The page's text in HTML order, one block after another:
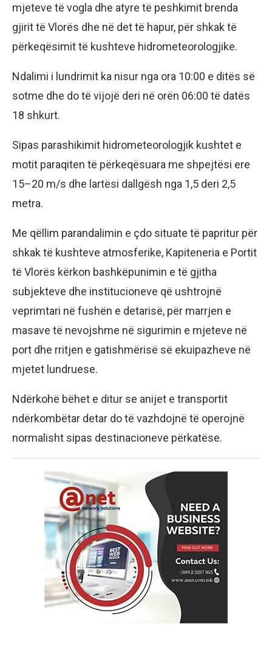
mjeteve të vogla dhe atyre të peshkimit brenda
gjirit të Vlorës dhe në det të hapur, për shkak të
përkeqësimit të kushteve hidrometeorologjike.
Ndalimi i lundrimit ka nisur nga ora 10:00 e ditës së
sotme dhe do të vijojë deri në orën 06:00 të datës
18 shkurt.
Sipas parashikimit hidrometeorologjik kushtet e
motit paraqiten të përkeqësuara me shpejtësi ere
15–20 m/s dhe lartësi dallgësh nga 1,5 deri 2,5
metra.
Me qëllim parandalimin e çdo situate të papritur për
shkak të kushteve atmosferike, Kapiteneria e Portit
të Vlorës kërkon bashkëpunimin e të gjitha
subjekteve dhe institucioneve që ushtrojnë
veprimtari në fushën e detarisë, për marrjen e
masave të nevojshme në sigurimin e mjeteve në
port dhe rritjen e gatishmërisë së ekuipazheve në
mjetet lundruese.
Ndërkohë bëhet e ditur se anijet e transportit
ndërkombëtar detar do të vazhdojnë të operojnë
normalisht sipas destinacioneve përkatëse.